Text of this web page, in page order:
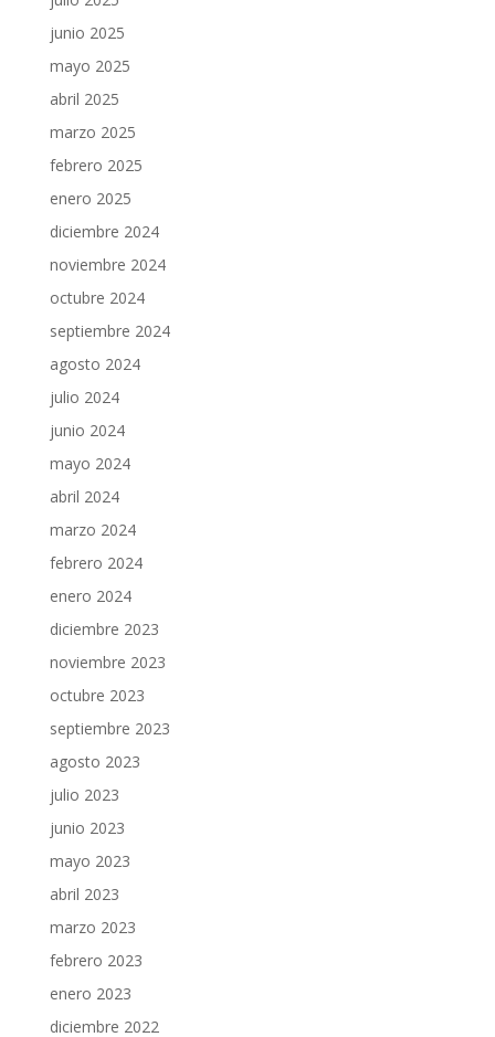
junio 2025
mayo 2025
abril 2025
marzo 2025
febrero 2025
enero 2025
diciembre 2024
noviembre 2024
octubre 2024
septiembre 2024
agosto 2024
julio 2024
junio 2024
mayo 2024
abril 2024
marzo 2024
febrero 2024
enero 2024
diciembre 2023
noviembre 2023
octubre 2023
septiembre 2023
agosto 2023
julio 2023
junio 2023
mayo 2023
abril 2023
marzo 2023
febrero 2023
enero 2023
diciembre 2022